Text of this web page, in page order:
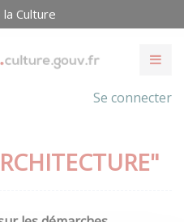
Culture
Se connecter